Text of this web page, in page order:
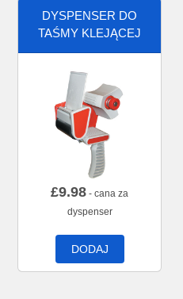
DYSPENSER DO
TAŚMY KLEJĄCEJ
£9.98 - cana za
dyspenser
DODAJ